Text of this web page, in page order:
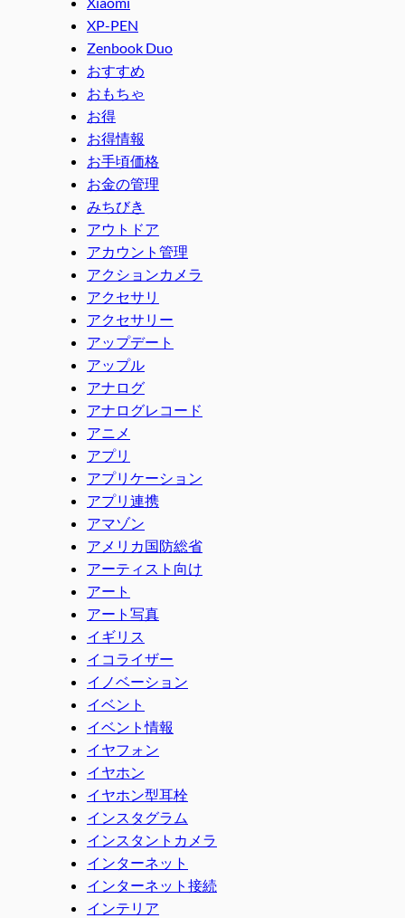
XP-PEN
Zenbook Duo
おすすめ
おもちゃ
お得
お得情報
お手頃価格
お金の管理
みちびき
アウトドア
アカウント管理
アクションカメラ
アクセサリ
アクセサリー
アップデート
アップル
アナログ
アナログレコード
アニメ
アプリ
アプリケーション
アプリ連携
アマゾン
アメリカ国防総省
アーティスト向け
アート
アート写真
イギリス
イコライザー
イノベーション
イベント
イベント情報
イヤフォン
イヤホン
イヤホン型耳栓
インスタグラム
インスタントカメラ
インターネット
インターネット接続
インテリア